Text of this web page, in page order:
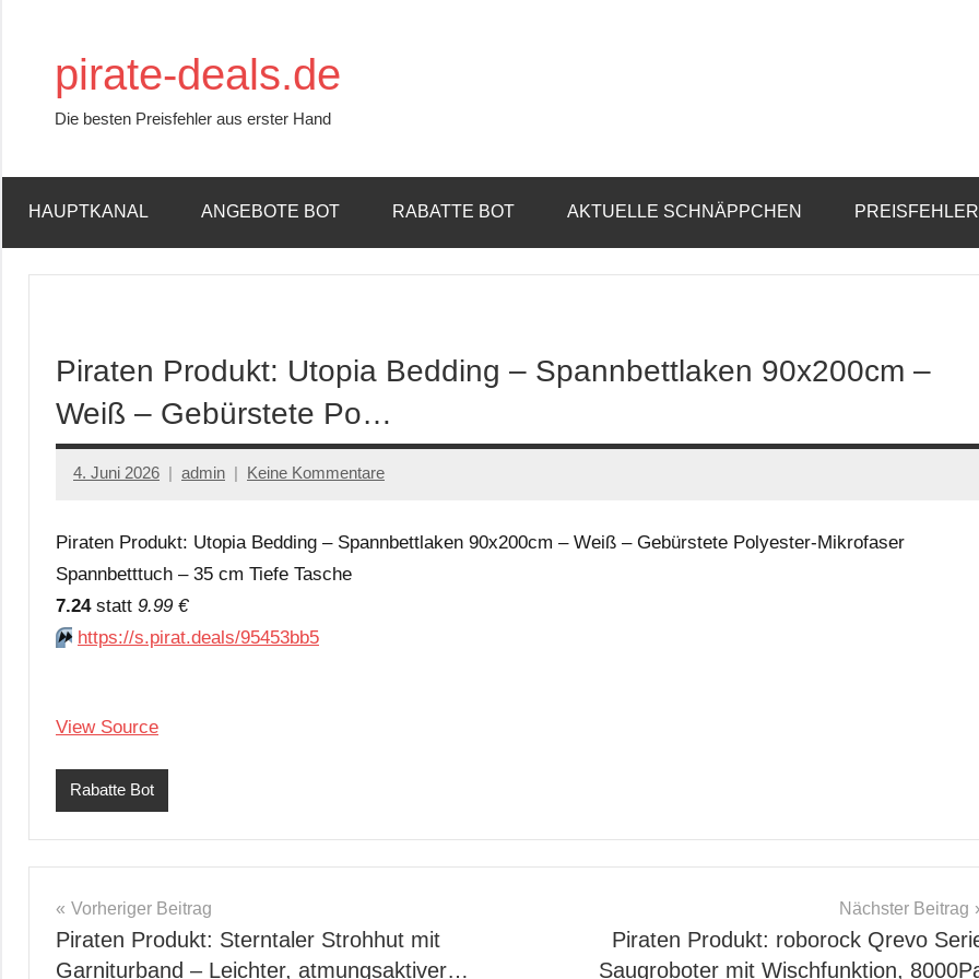
springenpirate-deals.de
Die besten Preisfehler aus erster Hand
HAUPTKANAL ANGEBOTE BOT RABATTE BOT AKTUELLE SCHNÄPPCHEN
Piraten Produkt: Utopia Bedding – Spannbettlaken 90x200cm –
Weiß – Gebürstete Po…
4. Juni 2026 admin Keine Kommentare
Piraten Produkt: Utopia Bedding – Spannbettlaken 90x200cm – Weiß – Gebürstete Polyester-Mikrofaser
Spannbetttuch – 35 cm Tiefe Tasche
7.24statt 9.99 €
⏩️ https://s.pirat.deals/95453bb5
View Source
Rabatte Bot
Beitragsnavigation
Vorheriger Beitrag
Piraten Produkt: Sterntaler Strohhut mit
Garniturband – Leichter, atmungsaktiver…
Nächster Beitrag
Piraten Produkt: roborock Qrevo
Saugroboter mit Wischfunktion,